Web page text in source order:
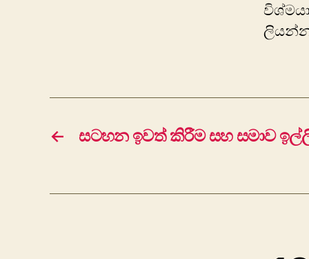
← සටහන ඉවත් කිරීම සහ සමාව